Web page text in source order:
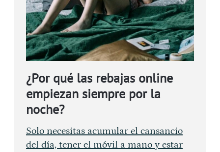
¿Por qué las rebajas online
empiezan siempre por la
noche?
Solo necesitas acumular el cansancio
del día, tener el móvil a mano y estar